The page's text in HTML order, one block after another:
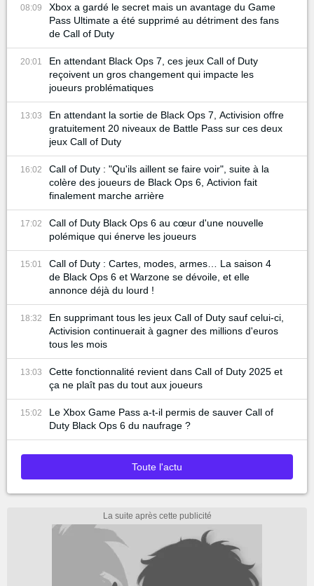
08:09
Xbox a gardé le secret mais un avantage du Game
Pass Ultimate a été supprimé au détriment des fans
de Call of Duty
20:01
En attendant Black Ops 7, ces jeux Call of Duty
reçoivent un gros changement qui impacte les
joueurs problématiques
13:03
En attendant la sortie de Black Ops 7, Activision offre
gratuitement 20 niveaux de Battle Pass sur ces deux
jeux Call of Duty
16:02
Call of Duty : "Qu'ils aillent se faire voir", suite à la
colère des joueurs de Black Ops 6, Activion fait
finalement marche arrière
17:02
Call of Duty Black Ops 6 au cœur d'une nouvelle
polémique qui énerve les joueurs
15:01
Call of Duty : Cartes, modes, armes… La saison 4
de Black Ops 6 et Warzone se dévoile, et elle
annonce déjà du lourd !
18:32
En supprimant tous les jeux Call of Duty sauf celui-ci,
Activision continuerait à gagner des millions d'euros
tous les mois
13:03
Cette fonctionnalité revient dans Call of Duty 2025 et
ça ne plaît pas du tout aux joueurs
15:02
Le Xbox Game Pass a-t-il permis de sauver Call of
Duty Black Ops 6 du naufrage ?
Toute l'actu